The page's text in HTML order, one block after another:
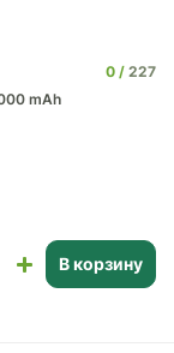
0
227
mAh
В корзину